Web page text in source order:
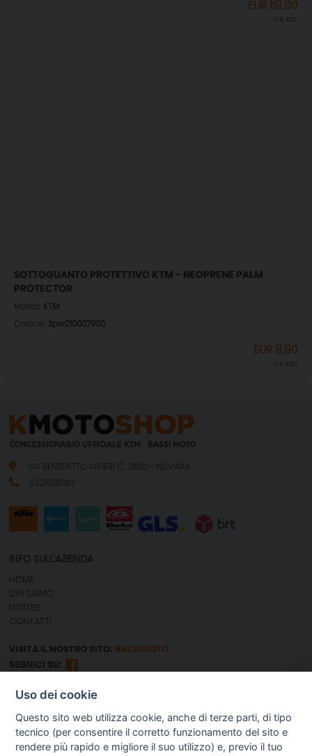
EUR 119,00
IVA incl.
SOTTOGUANTO PROTETTIVO KTM - NEOPRENE PALM
PROTECTOR
Marca: KTM
Codice: 3pw210007900
EUR 8,90
IVA incl.
VIA BENEDETTO ALFIERI 17, 28100 - NOVARA
0321628383
INFO SULL'AZIENDA
HOME
CHI SIAMO
NOTIZIE
CONTATTI
VISITA IL NOSTRO SITO: BASSIMOTO
SEGUICI SU:
GUIDA AGLI ACQUISTI
SPEDIZIONI E COSTI
PAGAMENTI
DIRITTO DI RECESSO
Uso dei cookie
Questo sito web utilizza cookie, anche di terze parti, di tipo
tecnico (per consentire il corretto funzionamento del sito e
rendere più rapido e migliore il suo utilizzo) e, previo il tuo